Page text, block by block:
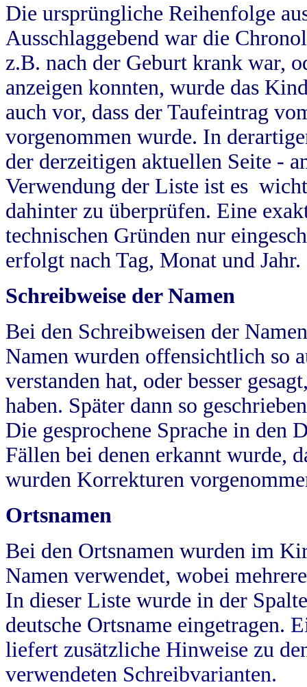
Die ursprüngliche Reihenfolge
Ausschlaggebend war die
z.B. nach der Geburt krank war,
anzeigen konnten, wurde das
auch vor, dass der Taufeintrag
vorgenommen wurde. In
der derzeitigen aktuellen Seite -
Verwendung der Liste ist es
dahinter zu überprüfen. Eine
technischen Gründen nur
erfolgt nach Tag, Monat und Jahr.
Schreibweise der Namen
Bei den Schreibweisen der
Namen wurden offensichtlich so
verstanden hat, oder besser
haben. Später dann so
Die gesprochene Sprache in
Fällen bei denen erkannt wurde,
wurden Korrekturen
Ortsnamen
Bei den Ortsnamen wurden im
Namen verwendet, wobei
In dieser Liste wurde in der
deutsche Ortsname eingetragen.
liefert zusätzliche Hinweise zu
verwendeten Schreibvarianten.